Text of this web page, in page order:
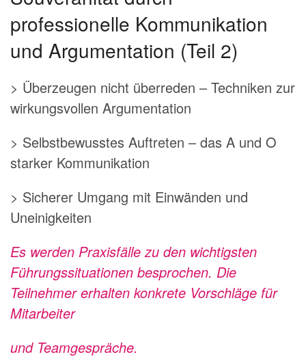
professionelle Kommunikation
und Argumentation (Teil 2)
> Überzeugen nicht überreden – Techniken zur
wirkungsvollen Argumentation
> Selbstbewusstes Auftreten – das A und O
starker Kommunikation
> Sicherer Umgang mit Einwänden und
Uneinigkeiten
Es werden Praxisfälle zu den wichtigsten
Führungssituationen besprochen. Die
Teilnehmer erhalten konkrete Vorschläge für
Mitarbeiter
und Teamgespräche.